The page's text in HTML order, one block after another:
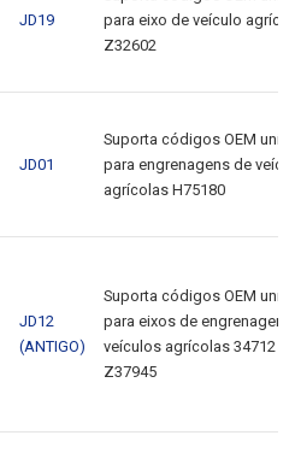
JD19
para eixo de veículo
Z32602
JD01
Suporta códigos OEM
para engrenagens de
agrícolas H75180
JD12
(ANTIGO)
Suporta códigos OEM
para eixos de
veículos agrícolas 34712
Z37945